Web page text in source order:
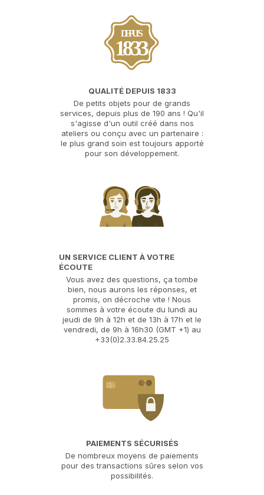
DEPUIS
1833
QUALITÉ DEPUIS 1833
De petits objets pour de grands
services, depuis plus de 190 ans ! Qu'il
s'agisse d'un outil créé dans nos
ateliers ou conçu avec un partenaire :
le plus grand soin est toujours apporté
pour son développement.
UN SERVICE CLIENT À VOTRE
ÉCOUTE
Vous avez des questions, ça tombe
bien, nous aurons les réponses, et
promis, on décroche vite ! Nous
sommes à votre écoute du lundi au
jeudi de 9h à 12h et de 13h à 17h et le
vendredi, de 9h à 16h30 (GMT +1) au
+33(0)2.33.84.25.25
PAIEMENTS SÉCURISÉS
De nombreux moyens de paiements
pour des transactions sûres selon vos
possibilités.